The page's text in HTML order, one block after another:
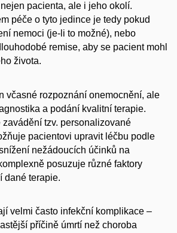
pacienta, ale i jeho okolí.
péče o tyto jedince je tedy pokud
nemoci (je-li to možné), nebo
remise, aby se pacient mohl
života.
včasné rozpoznání onemocnění, ale
a podání kvalitní terapie.
tzv. personalizované
pacientovi upravit léčbu podle
nežádoucích účinků na
posuzuje různé faktory
dané terapie.
velmi často infekční komplikace –
příčině úmrtí než choroba